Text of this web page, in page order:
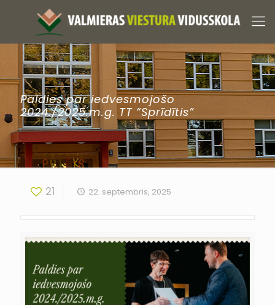
Paldies par iedvesmojošo
2024./2025.m.g. TT “Sprīdītis”
21 22. septembris, 2025